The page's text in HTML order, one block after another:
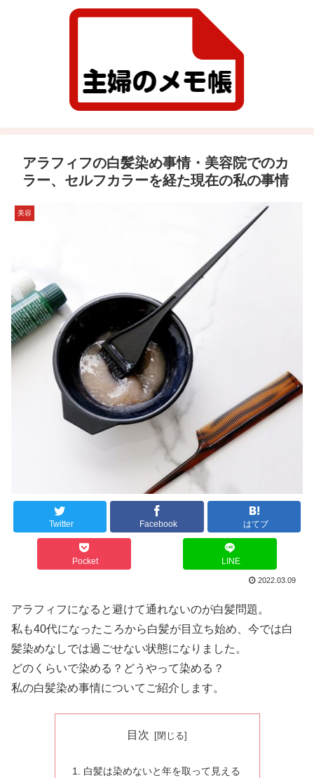
アラフィフの白髪染め事情・美容院でのカ
ラー、セルフカラーを経た現在の私の事情
美容
Twitter Facebook はてブ
Pocket LINE
2022.03.09
アラフィフになると避けて通れないのが白髪問題。
私も40代になったころから白髪が目立ち始め、今では白
髪染めなしでは過ごせない状態になりました。
どのくらいで染める？どうやって染める？
私の白髪染め事情についてご紹介します。
目次
白髪は染めないと年を取って見える